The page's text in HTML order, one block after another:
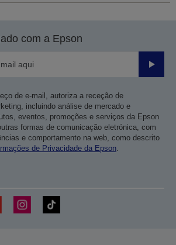
com a Epson
Enviar
de e-mail, autoriza a receção de
incluindo análise de mercado e
eventos, promoções e serviços da Epson
formas de comunicação eletrónica, com
e comportamento na web, como descrito
de Privacidade da Epson.